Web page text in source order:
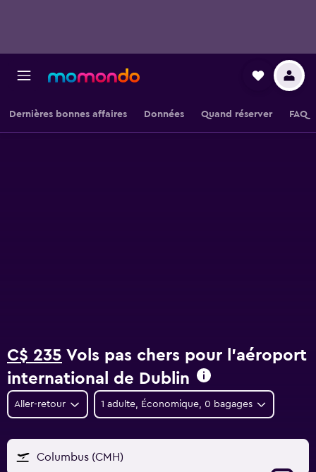
Dernières bonnes affaires Données Quand réserver FAQ
C$ 235 Vols pas chers pour l'aéroport
international de Dublin
Aller-retour 1 adulte, Économique, 0 bagages
Columbus (CMH)